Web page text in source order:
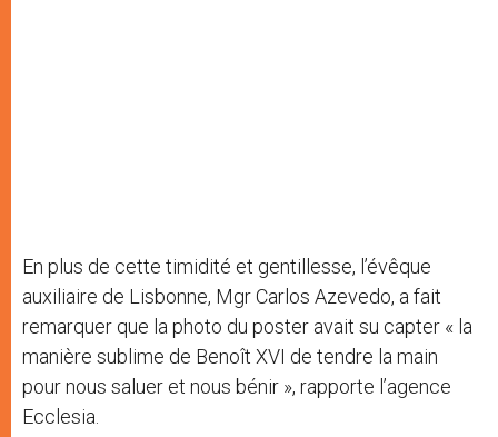
En plus de cette timidité et gentillesse, l’évêque
auxiliaire de Lisbonne, Mgr Carlos Azevedo, a fait
remarquer que la photo du poster avait su capter « la
manière sublime de Benoît XVI de tendre la main
pour nous saluer et nous bénir », rapporte l’agence
Ecclesia.